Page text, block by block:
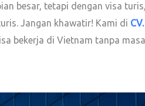
besar, tetapi dengan visa
Jangan khawatir! Kami di
bekerja di Vietnam tanpa